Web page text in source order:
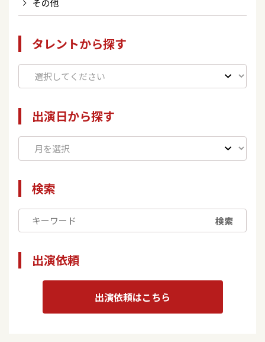
その他
タレントから探す
出演日から探す
検索
検索
出演依頼
出演依頼はこちら